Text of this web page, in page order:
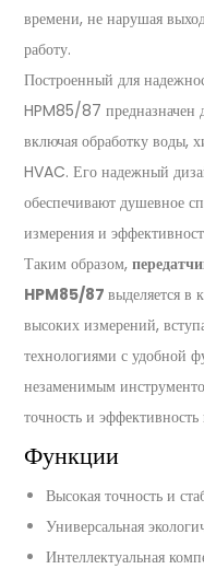
времени, не нарушая
работу.
Построенный для
HPM85/87 предназначен
включая обработку воды,
HVAC. Его надежный
обеспечивают душевное
измерения и
Таким образом,
HPM85/87 выделяется в
высоких измерений,
технологиями с удобной
незаменимым
точность и
Функции
Высокая точность и
Универсальная
Интеллектуальная